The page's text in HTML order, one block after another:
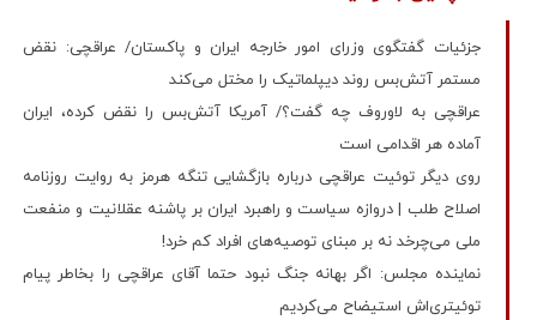
جزئیات گفتگوی وزرای امور خارجه ایران و پاکستان/ عراقچی: نقض
مستمر آتش‌بس روند دیپلماتیک را مختل می‌کند
عراقچی به لاوروف چه گفت؟/ آمریکا آتش‌بس را نقض کرده، ایران
آماده هر اقدامی است
روی دیگر توئیت عراقچی درباره بازگشایی تنگه هرمز به روایت روزنامه
اصلاح طلب | دروازه سیاست و راهبرد ایران بر پاشنه عقلانیت و منفعت
ملی می‌چرخد نه بر مبنای توصیه‌های افراد کم خرد!
نماینده مجلس: اگر بهانه جنگ نبود حتما آقای عراقچی را بخاطر پیام
توئیتری‌اش استیضاح می‌کردیم